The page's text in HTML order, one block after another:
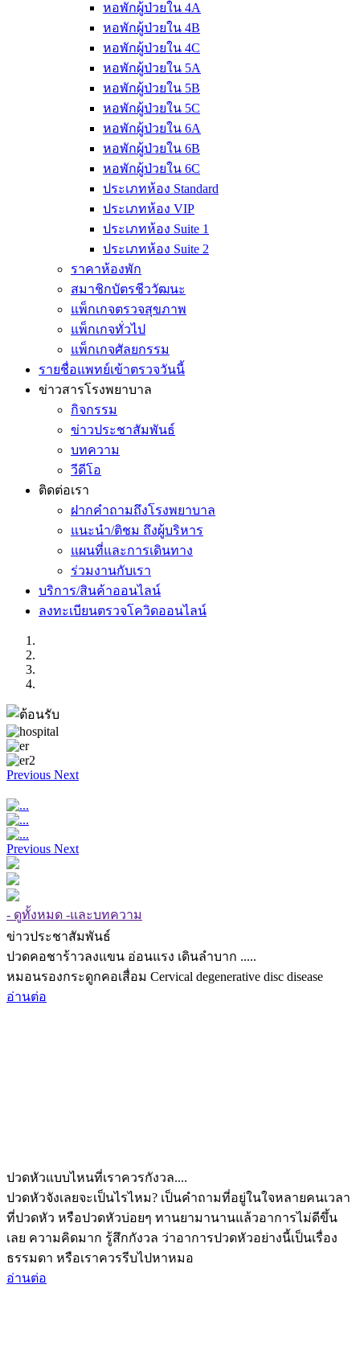
หอพักผู้ป่วยใน 4A
หอพักผู้ป่วยใน 4B
หอพักผู้ป่วยใน 4C
หอพักผู้ป่วยใน 5A
หอพักผู้ป่วยใน 5B
หอพักผู้ป่วยใน 5C
หอพักผู้ป่วยใน 6A
หอพักผู้ป่วยใน 6B
หอพักผู้ป่วยใน 6C
ประเภทห้อง Standard
ประเภทห้อง VIP
ประเภทห้อง Suite 1
ประเภทห้อง Suite 2
ราคาห้องพัก
สมาชิกบัตรชีววัฒนะ
แพ็กเกจตรวจสุขภาพ
แพ็กเกจทั่วไป
แพ็กเกจศัลยกรรม
รายชื่อแพทย์เข้าตรวจวันนี้
ข่าวสารโรงพยาบาล
กิจกรรม
ข่าวประชาสัมพันธ์
บทความ
วีดีโอ
ติดต่อเรา
ฝากคำถามถึงโรงพยาบาล
แนะนำ/ติชม ถึงผู้บริหาร
แผนที่และการเดินทาง
ร่วมงานกับเรา
บริการ/สินค้าออนไลน์
ลงทะเบียนตรวจโควิดออนไลน์
Previous Next
Previous Next
- ดูทั้งหมด -และบทความ
ข่าวประชาสัมพันธ์
ปวดคอชาร้าวลงแขน อ่อนแรง เดินลำบาก .....
หมอนรองกระดูกคอเสื่อม Cervical degenerative disc disease
อ่านต่อ
ปวดหัวแบบไหนที่เราควรกังวล....
ปวดหัวจังเลยจะเป็นไรไหม? เป็นคำถามที่อยู่ในใจหลายคนเวลา
ที่ปวดหัว หรือปวดหัวบ่อยๆ ทานยามานานแล้วอาการไม่ดีขึ้น
เลย ความคิดมาก รู้สึกกังวล ว่าอาการปวดหัวอย่างนี้เป็นเรื่อง
ธรรมดา หรือเราควรรีบไปหาหมอ
อ่านต่อ